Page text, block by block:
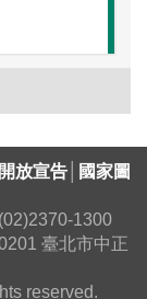
放宣告
國家圖
1300
臺北市中正
reserved.